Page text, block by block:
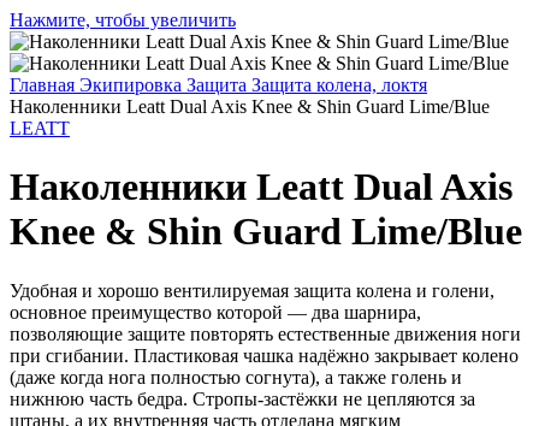
Нажмите, чтобы увеличить
Главная Экипировка Защита Защита колена, локтя
Наколенники Leatt Dual Axis Knee & Shin Guard Lime/Blue
LEATT
Наколенники Leatt Dual Axis
Knee & Shin Guard Lime/Blue
Удобная и хорошо вентилируемая защита колена и голени,
основное преимущество которой — два шарнира,
позволяющие защите повторять естественные движения ноги
при сгибании. Пластиковая чашка надёжно закрывает колено
(даже когда нога полностью согнута), а также голень и
нижнюю часть бедра. Стропы-застёжки не цепляются за
штаны, а их внутренняя часть отделана мягким